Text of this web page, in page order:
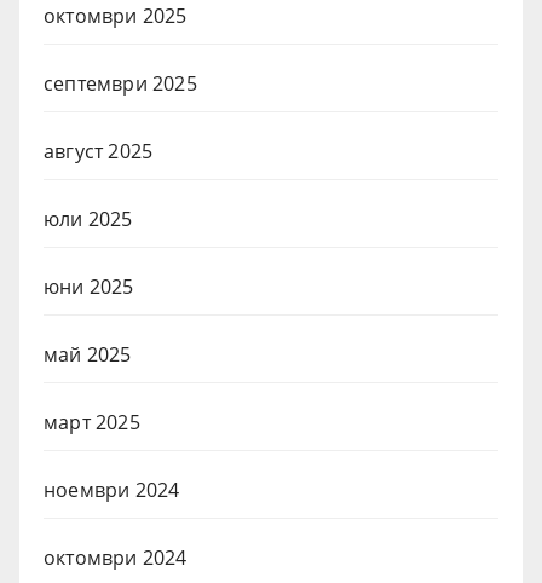
октомври 2025
септември 2025
август 2025
юли 2025
юни 2025
май 2025
март 2025
ноември 2024
октомври 2024